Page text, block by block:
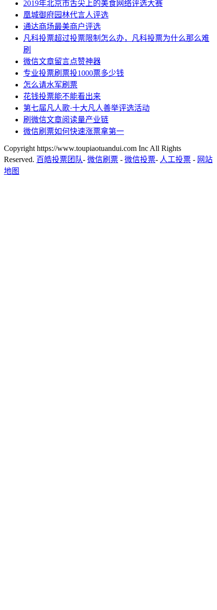
2019年北京市舌尖上的美食网络评选大赛
凰城御府园林代言人评选
通达商场最美商户评选
凡科投票超过投票限制怎么办，凡科投票为什么那么难
刷
微信文章留言点赞神器
专业投票刷票投1000票多少钱
怎么请水军刷票
花钱投票能不能看出来
第七届凡人歌·十大凡人善举评选活动
刷微信文章阅读量产业链
微信刷票如何快速涨票拿第一
Copyright https://www.toupiaotuandui.com Inc All Rights
Reserved. 百皓投票团队- 微信刷票 - 微信投票- 人工投票 - 网站
地图